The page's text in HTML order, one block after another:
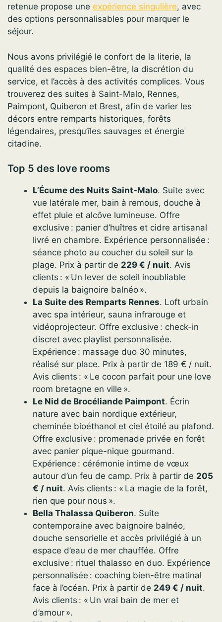
retenue propose une expérience singulière, avec
des options personnalisables pour marquer le
séjour.
Nous avons privilégié le confort de la literie, la
qualité des espaces bien-être, la discrétion du
service, et l’accès à des activités complices. Vous
trouverez des suites à Saint-Malo, Rennes,
Paimpont, Quiberon et Brest, afin de varier les
décors entre remparts historiques, forêts
légendaires, presqu’îles sauvages et énergie
citadine.
Top 5 des love rooms
L’Écume des Nuits Saint-Malo. Suite avec
vue latérale mer, bain à remous, douche à
effet pluie et alcôve lumineuse. Offre
exclusive : panier d’huîtres et cidre artisanal
livré en chambre. Expérience personnalisée :
séance photo au coucher du soleil sur la
plage. Prix à partir de 229 € / nuit. Avis
clients : « Un lever de soleil inoubliable
depuis la baignoire balnéo ».
La Suite des Remparts Rennes. Loft urbain
avec spa intérieur, sauna infrarouge et
vidéoprojecteur. Offre exclusive : check-in
discret avec playlist personnalisée.
Expérience : massage duo 30 minutes,
réalisé sur place. Prix à partir de 189 € / nuit.
Avis clients : « Le cocon parfait pour une love
room bretagne en ville ».
Le Nid de Brocéliande Paimpont. Écrin
nature avec bain nordique extérieur,
cheminée bioéthanol et ciel étoilé au plafond.
Offre exclusive : promenade privée en forêt
avec panier pique-nique gourmand.
Expérience : cérémonie intime de vœux
autour d’un feu de camp. Prix à partir de 205
€ / nuit. Avis clients : « La magie de la forêt,
rien que pour nous ».
Bella Thalassa Quiberon. Suite
contemporaine avec baignoire balnéo,
douche sensorielle et accès privilégié à un
espace d’eau de mer chauffée. Offre
exclusive : rituel thalasso en duo. Expérience
personnalisée : coaching bien-être matinal
face à l’océan. Prix à partir de 249 € / nuit.
Avis clients : « Un vrai bain de mer et
d’amour ».